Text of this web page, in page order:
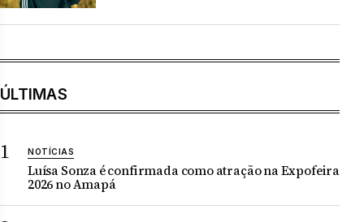
ÚLTIMAS
NOTÍCIAS
Luísa Sonza é confirmada como atração na Expofeira
2026 no Amapá